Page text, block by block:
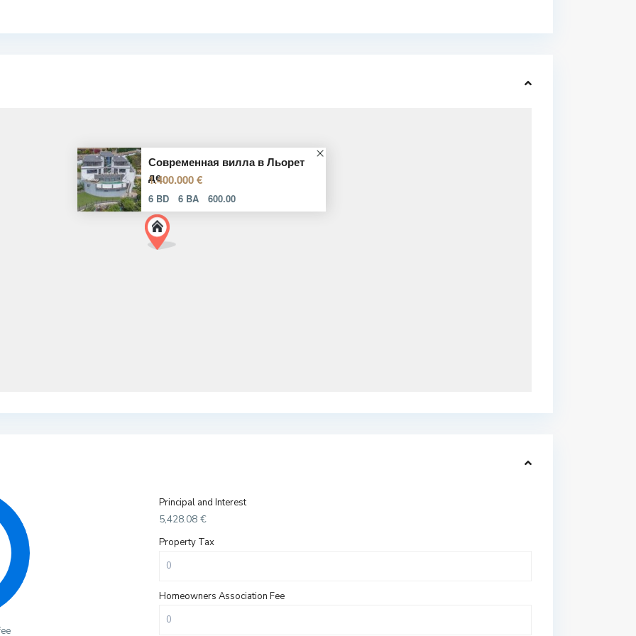
Современная вилла в Льорет
де
1.400.000 €
6 BD 6 BA 600.00
Principal and Interest
5,428.08 €
Property Tax
Homeowners Association Fee